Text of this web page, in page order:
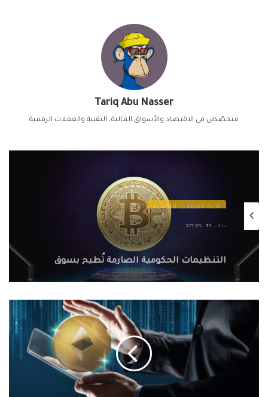
Tariq Abu Nasser
متخصّص في الاقتصاد والأسواق المالية، التقنية والعملات الرقمية
اخبار العملات الرقمية
التنظيمات الحكومية الصارمة تُطيح بسوق
الكريبتو في 2025: سيف ذو حدين على
مستقبل العملات الرقمية
الذكية:
دافعة